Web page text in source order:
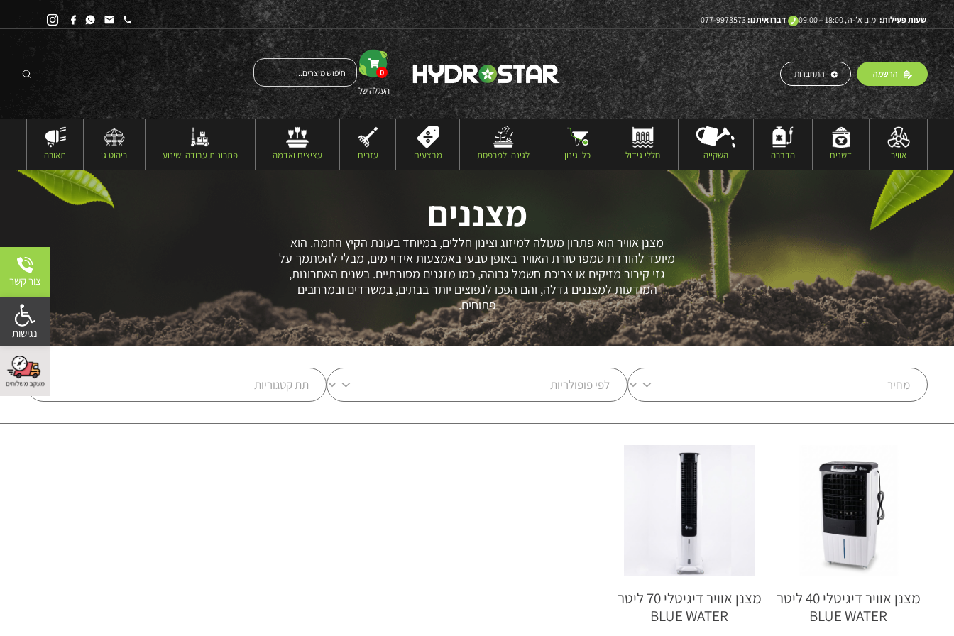
שעות פעילות: ימים א’-ה’, 18:00 – 09:00 דברו איתנו:077-9973573
הרשמה התחברות 0
העגלה שלי
אוויר דשנים הדברה השקייה חללי גידול כלי גינון לגינה ולמרפסת מבצעים עזרים עציצים ואדמה פתרונות עבודה ושינוע ריהוט גן תאורה
מצננים
מצנן אוויר הוא פתרון מעולה למיזוג וצינון חללים, במיוחד בעונת הקיץ החמה. הוא
מיועד להורדת טמפרטורת האוויר באופן טבעי באמצעות אידוי מים, מבלי להסתמך על
גזי קירור מזיקים או צריכת חשמל גבוהה, כמו מזגנים מסורתיים. בשנים האחרונות,
המודעות למצננים גדלה, והם הפכו לנפוצים יותר בבתים, במשרדים ובמרחבים
פתוחים.
מצנן אוויר דיגיטלי 40 ליטר
BLUE WATER
מצנן אוויר דיגיטלי 70 ליטר
BLUE WATER
צור קשר
פתח